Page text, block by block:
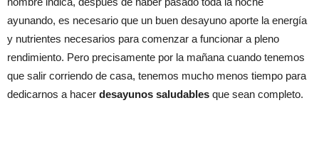
ayunando, es necesario que un buen desayuno aporte la energía
y nutrientes necesarios para comenzar a funcionar a pleno
rendimiento. Pero precisamente por la mañana cuando tenemos
que salir corriendo de casa, tenemos mucho menos tiempo para
dedicarnos a hacer desayunos saludables que sean completo.